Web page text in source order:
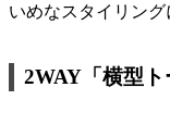
いめなスタイリン
2WAY「横型